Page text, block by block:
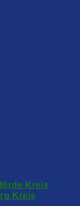
Kreis
Kreis